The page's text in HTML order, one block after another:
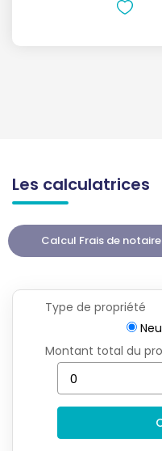
Les calculatrices
Calcul Frais de notaire